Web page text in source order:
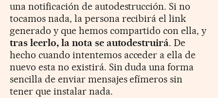
una notificación de autodestrucción. Si no
tocamos nada, la persona recibirá el link
generado y que hemos compartido con ella, y
tras leerlo, la nota se autodestruirá. De
hecho cuando intentemos acceder a ella de
nuevo esta no existirá. Sin duda una forma
sencilla de enviar mensajes efímeros sin
tener que instalar nada.